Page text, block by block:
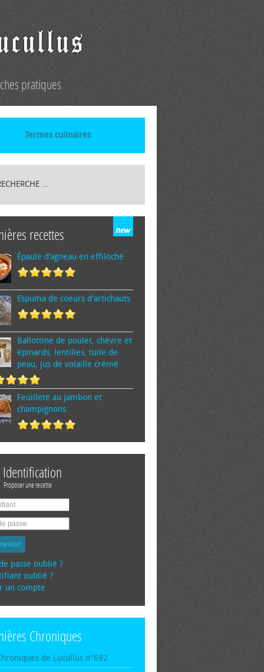
pratiques
Termes culinaires
recettes
Épaule d’agneau en effiloché
Espuma de cœurs d'artichauts
Ballottine de poulet, chèvre et
épinards, lentilles, tuile de
peau, jus de volaille crémé
Feuilleté au jambon et
champignons
Identification
Proposer une recette
passe oublié ?
oublié ?
un compte
Chroniques
de Lucullus n°692